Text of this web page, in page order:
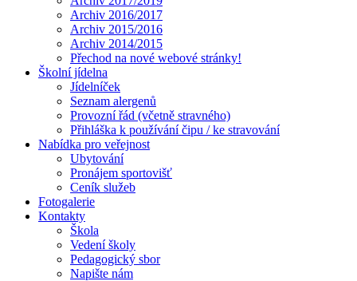
Archiv 2016/2017
Archiv 2015/2016
Archiv 2014/2015
Přechod na nové webové stránky!
Školní jídelna
Jídelníček
Seznam alergenů
Provozní řád (včetně stravného)
Přihláška k používání čipu / ke stravování
Nabídka pro veřejnost
Ubytování
Pronájem sportovišť
Ceník služeb
Fotogalerie
Kontakty
Škola
Vedení školy
Pedagogický sbor
Napište nám